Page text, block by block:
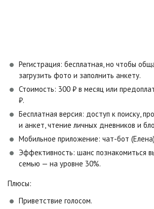
Регистрация: бесплатная, но чтобы
загрузить фото и заполнить анкету.
Стоимость: 300 ₽ в месяц или
₽.
Бесплатная версия: доступ к поиску,
и анкет, чтение личных дневников и
Мобильное приложение: чат-бот
Эффективность: шанс познакомиться
семью — на уровне 30%.
Плюсы:
Приветствие голосом.